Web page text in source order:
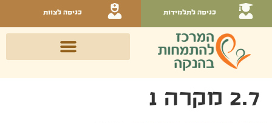
כניסה לתלמידות כניסה לצוות
2.7 מקרה 1